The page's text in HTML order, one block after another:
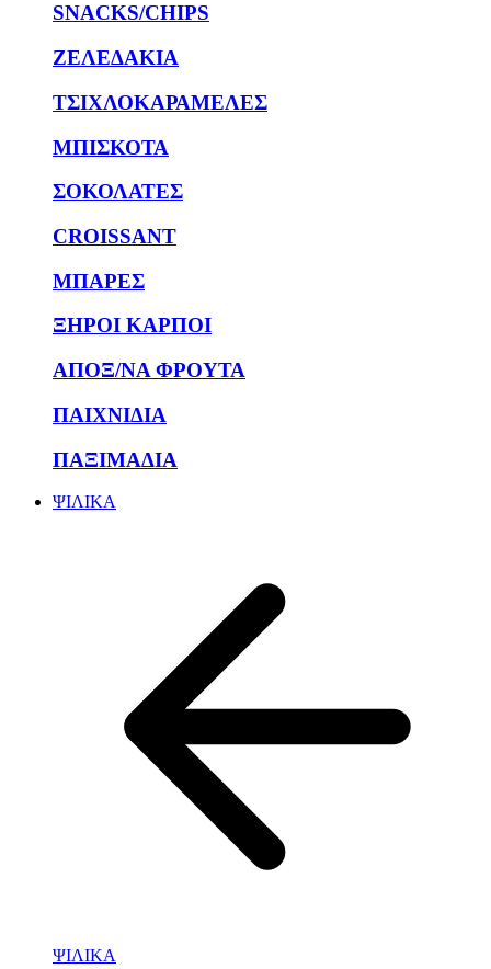
SNACKS/CHIPS
ΖΕΛΕΔΑΚΙΑ
ΤΣΙΧΛΟΚΑΡΑΜΕΛΕΣ
ΜΠΙΣΚΟΤΑ
ΣΟΚΟΛΑΤΕΣ
CROISSANT
ΜΠΑΡΕΣ
ΞΗΡΟΙ ΚΑΡΠΟΙ
ΑΠΟΞ/ΝΑ ΦΡΟΥΤΑ
ΠΑΙΧΝΙΔΙΑ
ΠΑΞΙΜΑΔΙΑ
ΨΙΛΙΚΑ
ΨΙΛΙΚΑ